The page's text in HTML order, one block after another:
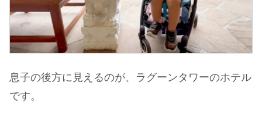
息子の後方に見えるのが、ラグーンタワーのホテル
です。